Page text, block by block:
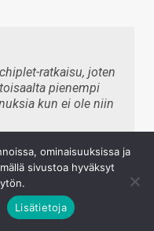
ratkaisu, joten
pienempi
kun ei ole niin
jos tässä nyt kerran
kilpailijankin
ominaisuuksissa ja
sivustoa hyväksyt
Lisätietoja